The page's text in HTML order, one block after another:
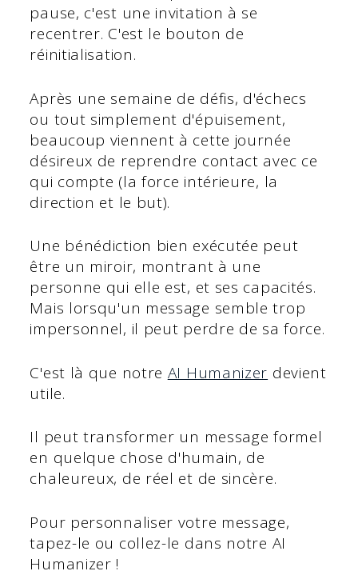
pause, c'est une invitation à se
recentrer. C'est le bouton de
réinitialisation.
Après une semaine de défis, d'échecs
ou tout simplement d'épuisement,
beaucoup viennent à cette journée
désireux de reprendre contact avec ce
qui compte (la force intérieure, la
direction et le but).
Une bénédiction bien exécutée peut
être un miroir, montrant à une
personne qui elle est, et ses capacités.
Mais lorsqu'un message semble trop
impersonnel, il peut perdre de sa force.
C'est là que notre AI Humanizer devient
utile.
Il peut transformer un message formel
en quelque chose d'humain, de
chaleureux, de réel et de sincère.
Pour personnaliser votre message,
tapez-le ou collez-le dans notre AI
Humanizer !